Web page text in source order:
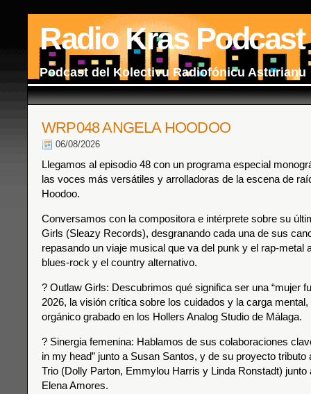
Radio Kras Podcast
Podcast del Kolectivu Radiofónicu Asturianu
WRP048 ANGELA HOODOO
06/08/2026
Llegamos al episodio 48 con un programa especial
las voces más versátiles y arrolladoras de la escena de
Hoodoo.
Conversamos con la compositora e intérprete sobre su
Girls (Sleazy Records), desgranando cada una de sus
repasando un viaje musical que va del punk y el rap-metal
blues-rock y el country alternativo.
? Outlaw Girls: Descubrimos qué significa ser una “mujer
2026, la visión crítica sobre los cuidados y la carga mental,
orgánico grabado en los Hollers Analog Studio de Málaga.
? Sinergia femenina: Hablamos de sus colaboraciones
in my head” junto a Susan Santos, y de su proyecto tributo
Trio (Dolly Parton, Emmylou Harris y Linda Ronstadt) junto
Elena Amores.